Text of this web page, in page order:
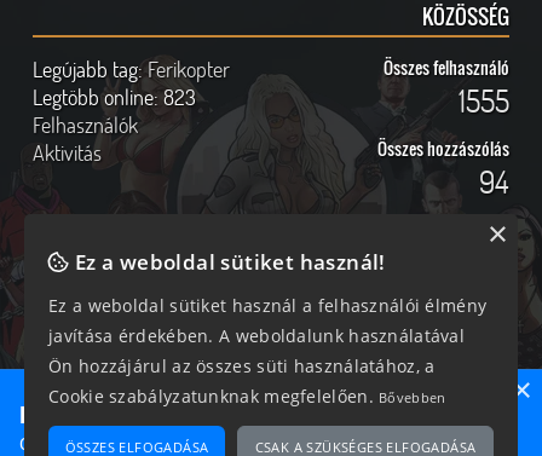
KÖZÖSSÉG
Legújabb tag:Ferikopter
Legtöbb online:823
Felhasználók
Aktivitás
Összes felhasználó
1555
Összes hozzászólás
94
Online felhasználók
316 vendég, 0 tag
Kövess Minket!
Ne maradj le semmiről!
Csatlakozz most hozzánk, hogy megtudd, milyen egy igazi
×
Ez a weboldal sütiket használ!
Ez a weboldal sütiket használ a felhasználói élmény
javítása érdekében. A weboldalunk használatával
Ön hozzájárul az összes süti használatához, a
Cookie szabályzatunknak megfelelően. Bővebben
ÖSSZES ELFOGADÁSA CSAK A SZÜKSÉGES ELFOGADÁSA
×